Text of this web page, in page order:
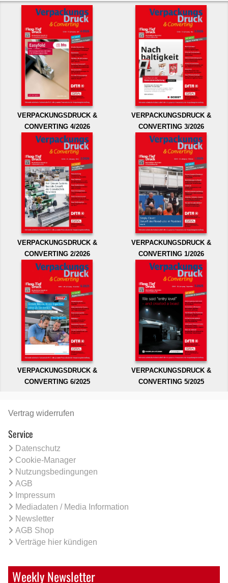
VERPACKUNGSDRUCK &
CONVERTING 4/2026
VERPACKUNGSDRUCK &
CONVERTING 3/2026
VERPACKUNGSDRUCK &
CONVERTING 2/2026
VERPACKUNGSDRUCK &
CONVERTING 1/2026
VERPACKUNGSDRUCK &
CONVERTING 6/2025
VERPACKUNGSDRUCK &
CONVERTING 5/2025
Vertrag widerrufen
Service
Datenschutz
Cookie-Manager
Nutzungsbedingungen
AGB
Impressum
Mediadaten / Media Information
Newsletter
AGB Shop
Verträge hier kündigen
Weekly Newsletter